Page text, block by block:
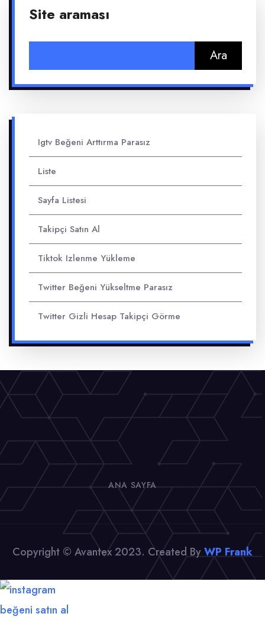
Site araması
Igtv Beğeni Arttırma Parasız
Liste
Sayfa Listesi
Takipçi Satın Al
Tiktok Izlenme Yükleme
Twitter Beğeni Yükseltme Parasız
Twitter Gizli Hesap Takipçi Görme
ANA SAYFA
Copyright © Avantex 2023. Created ByWP Frank